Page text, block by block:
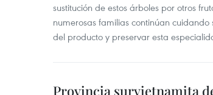
sustitución de estos árboles por otros
numerosas familias continúan
del producto y preservar esta
Provincia survietnamita